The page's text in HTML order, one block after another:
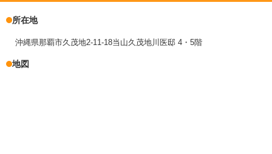
所在地
沖縄県那覇市久茂地2-11-18当山久茂地川医邸 4・5階
地図